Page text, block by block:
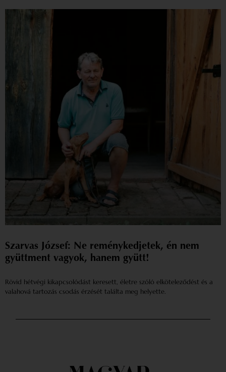
Szarvas József: Ne reménykedjetek, én nem
gyüttment vagyok, hanem gyütt!
Rövid hétvégi kikapcsolódást keresett, életre szóló elköteleződést és a
valahová tartozás csodás érzését találta meg helyette.